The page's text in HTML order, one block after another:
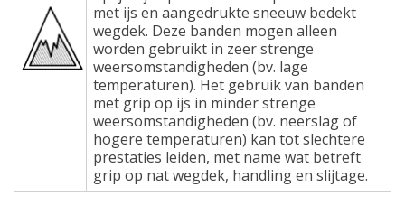
met ijs en aangedrukte sneeuw bedekt
wegdek. Deze banden mogen alleen
worden gebruikt in zeer strenge
weersomstandigheden (bv. lage
temperaturen). Het gebruik van banden
met grip op ijs in minder strenge
weersomstandigheden (bv. neerslag of
hogere temperaturen) kan tot slechtere
prestaties leiden, met name wat betreft
grip op nat wegdek, handling en slijtage.